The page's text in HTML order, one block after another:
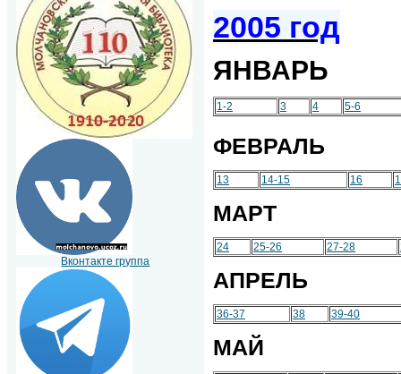
Вконтакте группа
2005 год
ЯНВАРЬ
1-2 3 4 5-6
ФЕВРАЛЬ
13 14-15 16
МАРТ
24 25-26 27-28
АПРЕЛЬ
36-37 38 39-40
МАЙ